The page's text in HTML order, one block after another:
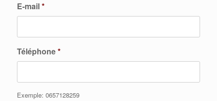
E-mail*
Téléphone*
Exemple: 0657128259